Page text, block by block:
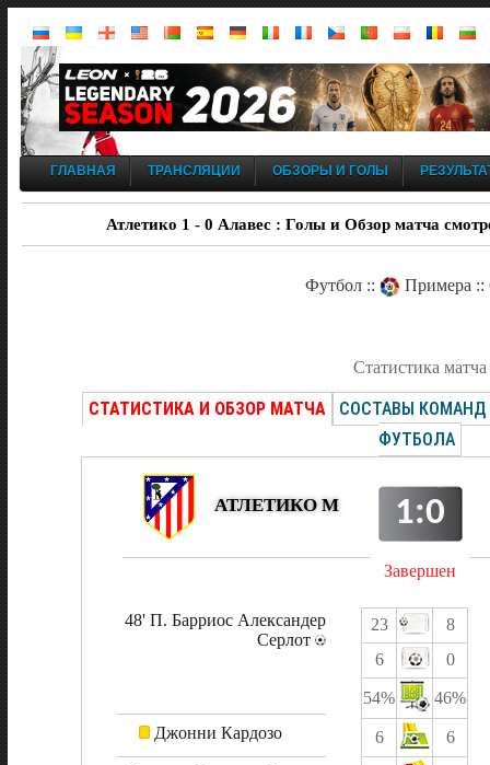
ГЛАВНАЯ ТРАНСЛЯЦИИ ОБЗОРЫ И ГОЛЫ
Атлетико 1 - 0 Алавес : Голы и Обзор матча
Футбол :: Примера ::
Статистика матча
СТАТИСТИКА И ОБЗОР МАТЧА
СОСТАВЫ КОМАНД
ФУТБОЛА
АТЛЕТИКО М 1:0
Завершен
48' П. Барриос Александер
Серлот
Джонни Кардозо
23
8
6
0
54% 46%
6 6